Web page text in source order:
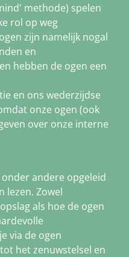
methode) spelen
rol op weg
zijn namelijk nogal
en
hebben de ogen een
en ons wederzijdse
onze ogen (ook
over onze interne
andere opgeleid
lezen. Zowel
als hoe de ogen
via de ogen
het zenuwstelsel en